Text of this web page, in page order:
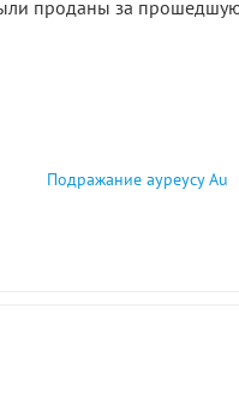
проданы за
Подражание ауреусу Au